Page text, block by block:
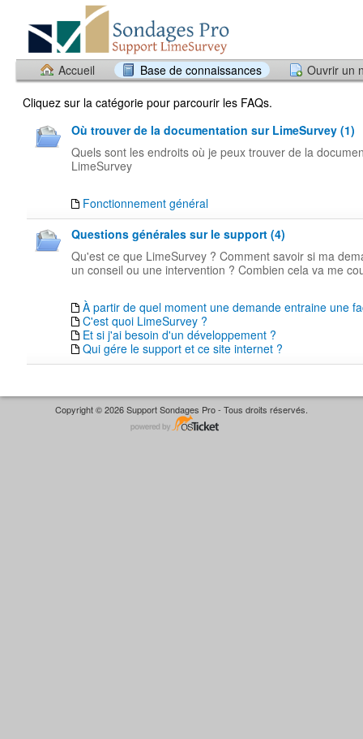
Accueil Base de connaissances
Ouvrir un
Cliquez sur la catégorie pour parcourir les FAQs.
Où trouver de la documentation sur LimeSurvey (1)
Quels sont les endroits où je peux trouver de la
LimeSurvey
Fonctionnement général
Questions générales sur le support (4)
Qu'est ce que LimeSurvey ? Comment savoir si ma
un conseil ou une intervention ? Combien cela va me
À partir de quel moment une demande entraine une
C'est quoi LimeSurvey ?
Et si j'ai besoin d'un développement ?
Qui gére le support et ce site internet ?
Copyright © 2026 Support Sondages Pro - Tous droits réservés.